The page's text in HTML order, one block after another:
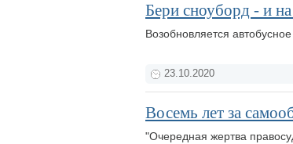
Бери сноуборд - и
Возобновляется
23.10.2020
Восемь лет за
"Очередная жертва